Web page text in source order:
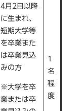
4月2日以降
に生まれ、
短期大学等
を卒業また
は卒業見込
みの方
※大学を卒
業または卒
1
名
程
度